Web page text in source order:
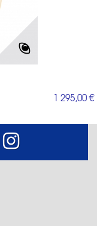
1 295,00 €